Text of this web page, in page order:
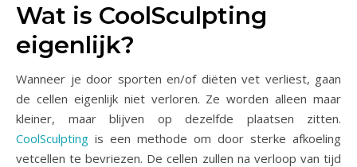
Wat is CoolSculpting
eigenlijk?
Wanneer je door sporten en/of diëten vet verliest, gaan
de cellen eigenlijk niet verloren. Ze worden alleen maar
kleiner, maar blijven op dezelfde plaatsen zitten.
CoolSculpting is een methode om door sterke afkoeling
vetcellen te bevriezen. De cellen zullen na verloop van tijd